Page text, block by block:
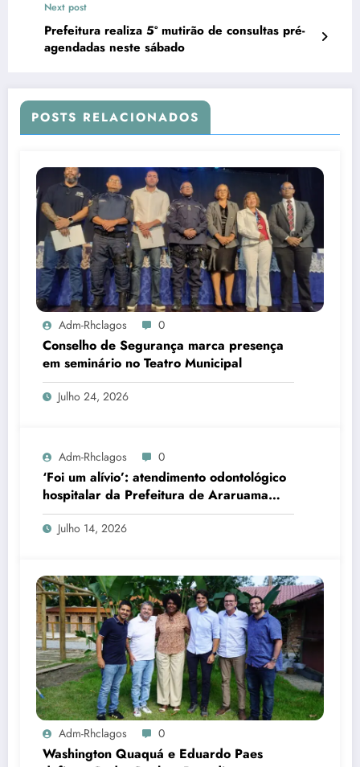
Next post
Prefeitura realiza 5º mutirão de consultas pré-
agendadas neste sábado
POSTS RELACIONADOS
Adm-Rhclagos 0
Conselho de Segurança marca presença
em seminário no Teatro Municipal
Julho 24, 2026
Adm-Rhclagos 0
‘Foi um alívio’: atendimento odontológico
hospitalar da Prefeitura de Araruama
transforma rotina de famílias atípicas
Julho 14, 2026
Adm-Rhclagos 0
Washington Quaquá e Eduardo Paes